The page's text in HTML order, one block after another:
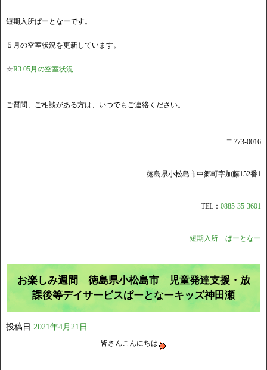
短期入所ぱーとなーです。
５月の空室状況を更新しています。
☆R3.05月の空室状況
ご質問、ご相談がある方は、いつでもご連絡ください。
〒773-0016
徳島県小松島市中郷町字加藤152番1
TEL： 0885-35-3601
短期入所 ぱーとなー
お楽しみ週間 徳島県小松島市 児童発達支援・放
課後等デイサービスぱーとなーキッズ神田瀬
投稿日 2021年4月21日
皆さんこんにちは